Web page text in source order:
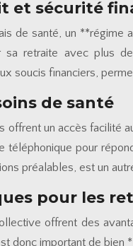
et sécurité
de santé, un **régime
sa retraite avec plus
soucis financiers,
de santé
offrent un accès facilité
téléphonique pour
préalables, est un
pour les
offrent des
donc important de bien